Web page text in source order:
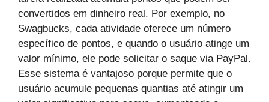
convertidos em dinheiro real. Por exemplo, no
Swagbucks, cada atividade oferece um número
específico de pontos, e quando o usuário atinge um
valor mínimo, ele pode solicitar o saque via PayPal.
Esse sistema é vantajoso porque permite que o
usuário acumule pequenas quantias até atingir um